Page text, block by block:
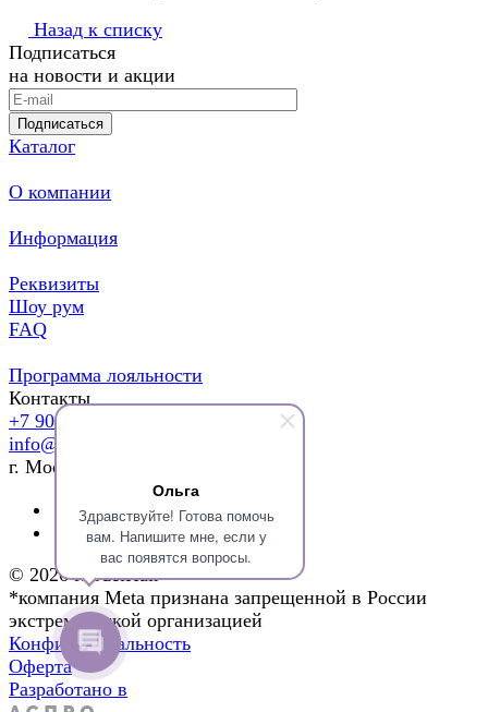
Ольга
Здравствуйте! Готова помочь
вам. Напишите мне, если у
вас появятся вопросы.
Назад к списку
Подписаться
на новости и акции
Подписаться
Каталог
О компании
Информация
Реквизиты
Шоу рум
FAQ
Программа лояльности
Контакты
+7 903 137 72 40
info@modelhair.ru
г. Москва ул. Орджоникидзе 12с4
© 2026 ModelHair
*компания Meta признана запрещенной в России
экстремистской организацией
Конфиденциальность
Оферта
Разработано в